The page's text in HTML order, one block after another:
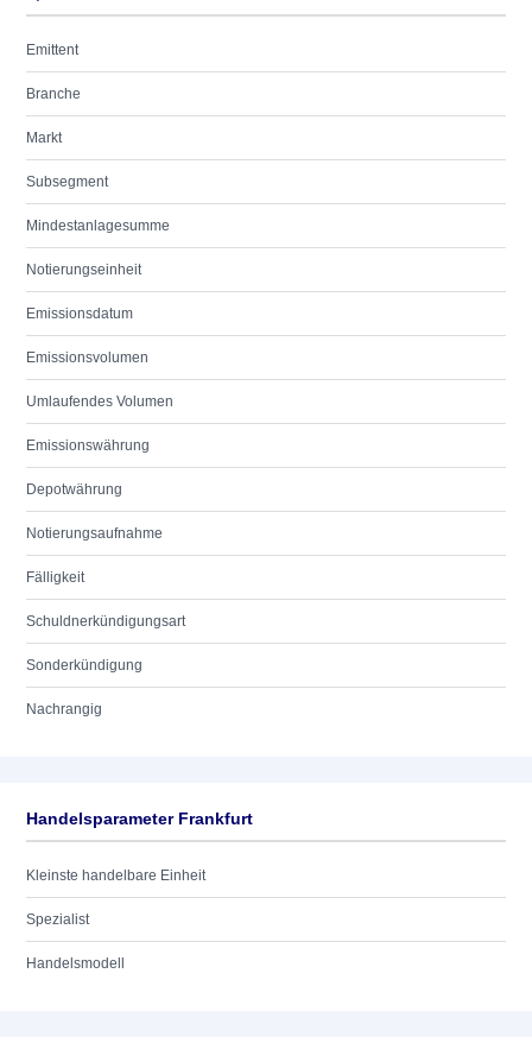
Emittent
Branche
Markt
Subsegment
Mindestanlagesumme
Notierungseinheit
Emissionsdatum
Emissionsvolumen
Umlaufendes Volumen
Emissionswährung
Depotwährung
Notierungsaufnahme
Fälligkeit
Schuldnerkündigungsart
Sonderkündigung
Nachrangig
Handelsparameter Frankfurt
Kleinste handelbare Einheit
Spezialist
Handelsmodell